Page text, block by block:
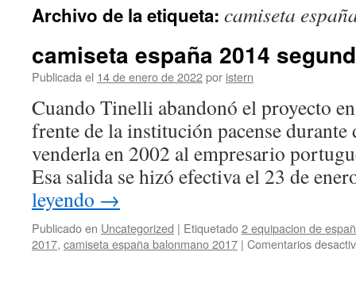
contenido
Archivo de la etiqueta: camiseta
camiseta españa 2014
Publicada el 14 de enero de 2022por istern
Cuando Tinelli abandonó el proyecto
frente de la institución pacense durante
venderla en 2002 al empresario
Esa salida se hizó efectiva el 23 de
leyendo →
Publicado en Uncategorized | Etiquetado2 equipacion de
2017, camiseta españa balonmano 2017 | Comentarios